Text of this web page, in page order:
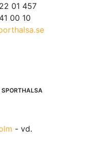
01 457
00 10
- vd.